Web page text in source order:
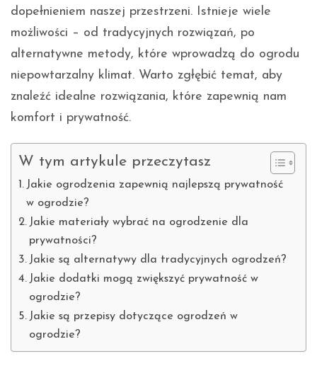
dopełnieniem naszej przestrzeni. Istnieje wiele
możliwości – od tradycyjnych rozwiązań, po
alternatywne metody, które wprowadzą do ogrodu
niepowtarzalny klimat. Warto zgłębić temat, aby
znaleźć idealne rozwiązania, które zapewnią nam
komfort i prywatność.
W tym artykule przeczytasz
Jakie ogrodzenia zapewnią najlepszą prywatność
w ogrodzie?
Jakie materiały wybrać na ogrodzenie dla
prywatności?
Jakie są alternatywy dla tradycyjnych ogrodzeń?
Jakie dodatki mogą zwiększyć prywatność w
ogrodzie?
Jakie są przepisy dotyczące ogrodzeń w
ogrodzie?